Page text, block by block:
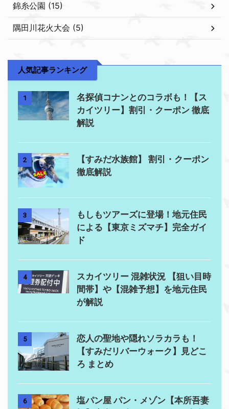
錦糸公園 (15)
隅田川花火大会 (5)
人気記事ランキング
1
名探偵コナンとのコラボも！【ス
カイツリー】割引・クーポン 徹底
解説
2
【すみだ水族館】 割引・クーポン
徹底解説
3
もしもツアーズに登場！地元住民
による【東京ミズマチ】完全ガイ
ド
4
スカイツリー 混雑状況 【狙い目時
間帯】や【混雑予想】を地元住民
が解説
5
恋人の聖地や隠れソラカラも！
【すみだリバーウォーク】見どこ
ろ まとめ
6
塩パン屋 パン・メゾン【本所吾妻